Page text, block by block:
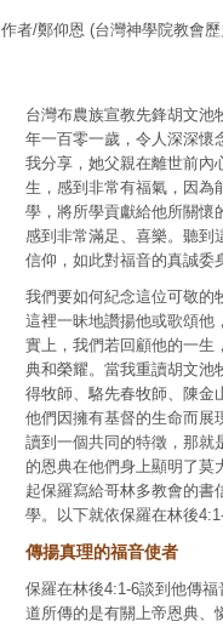
作者/鄭仰恩 (台灣神學院教會
台灣布農族宣教先鋒胡文池
年一百零一歲，令人深深懷
我分享，她父親在離世前內
生，感到非常有福氣，因為
學，將所學貢獻給他所關懷
感到非常滿足、喜樂。聽到
信仰，如此對福音的真誠委
我們要如何紀念這位可敬的
這裡一昧地讚揚他或歌頌他
實上，我們若回顧他的一生
典和榮耀。當我重讀胡文池
得牧師、駱先春牧師、陳金
他們因擁有基督的生命而展
讀到一個共同的特徵，那就
的恩典在他們身上顯明了莫
起保羅寫給哥林多教會的書
學。以下就依保羅在林後
傳揚真理的福音使者
保羅在林後4:1-6談到他傳
道所傳的是有關上帝恩典、